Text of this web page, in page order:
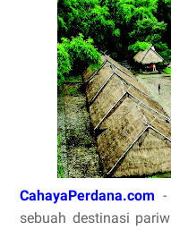
CahayaPerdana.com -
sebuah destinasi